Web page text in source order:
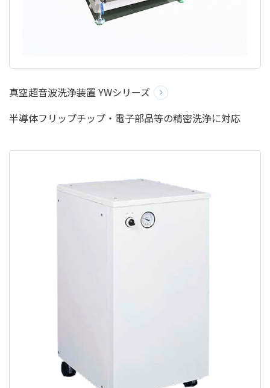
真空超音波洗浄装置 YWシリーズ
半導体フリップチップ・電子部品等の精密洗浄に対応